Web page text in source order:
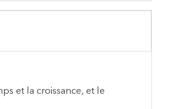
et la croissance, et le